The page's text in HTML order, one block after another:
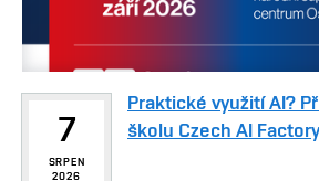
7
SRPEN
2026
Praktické využití AI?
školu Czech AI